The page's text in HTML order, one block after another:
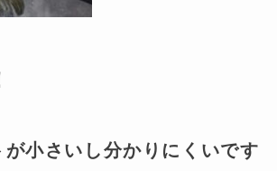
小さいし分かりにくいです